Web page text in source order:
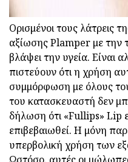
Ορισμένοι τους λάτρεις
αξίωσης Plamper με την
βλάψει την υγεία. Είναι
πιστεύουν ότι η χρήση
συμμόρφωση με όλους
του κατασκευαστή δεν
δήλωση ότι «Fullips» Lip
επιβεβαιωθεί. Η μόνη
υπερβολική χρήση των
Ωστόσο, αυτές οι